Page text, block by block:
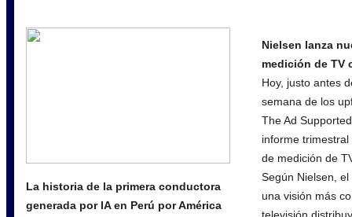
La historia de la primera conductora
generada por IA en Perú por América
Nielsen lanza
medición de TV
Hoy, justo antes
semana de los
The Ad
informe
de medición de
Según Nielsen,
una visión más